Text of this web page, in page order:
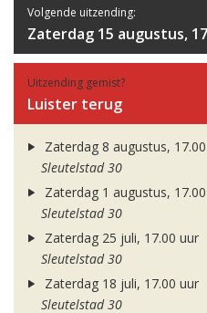
Volgende uitzending:
Zaterdag 15 augustus,
Uitzending gemist?
Luister terug
Zaterdag 8 augustus,
Sleutelstad 30
Zaterdag 1 augustus,
Sleutelstad 30
Zaterdag 25 juli, 17.00 uur
Sleutelstad 30
Zaterdag 18 juli, 17.00 uur
Sleutelstad 30